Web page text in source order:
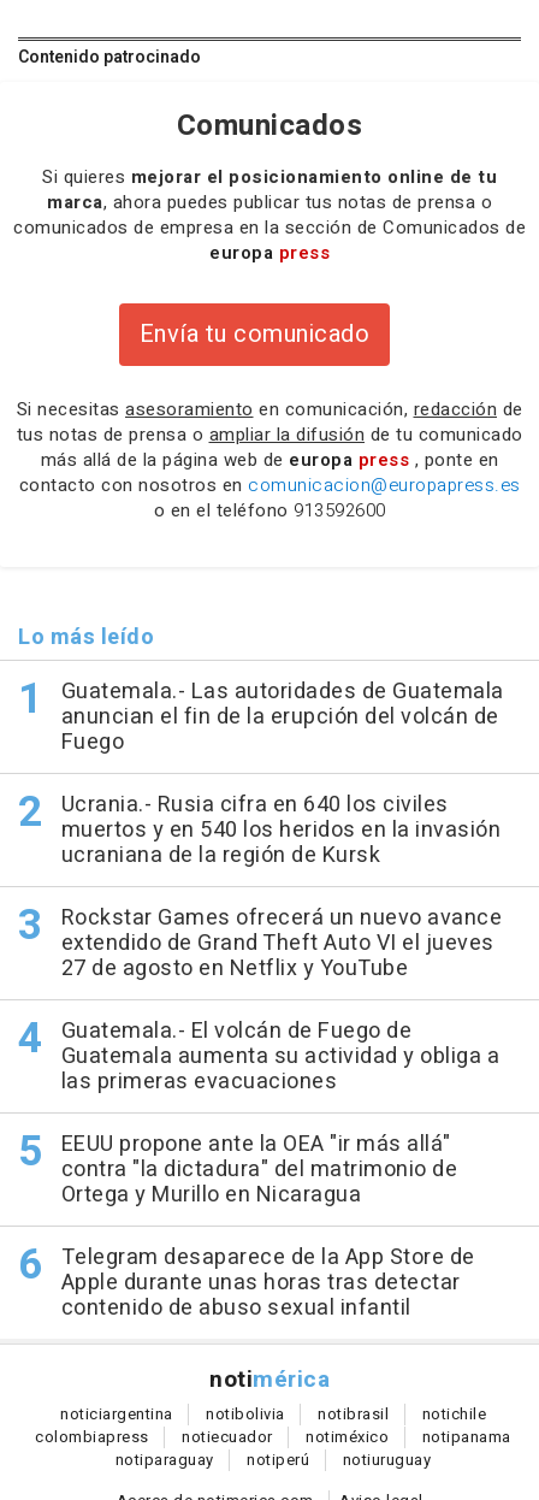
Contenido patrocinado
Comunicados
Si quieres mejorar el posicionamiento online de tu
marca, ahora puedes publicar tus notas de prensa o
comunicados de empresa en la sección de Comunicados de
europa press
Envía tu comunicado
Si necesitas asesoramiento en comunicación, redacción de
tus notas de prensa o ampliar la difusión de tu comunicado
más allá de la página web de europa press , ponte en
contacto con nosotros en comunicacion@europapress.es
o en el teléfono 913592600
Lo más leído
Guatemala.- Las autoridades de Guatemala
anuncian el fin de la erupción del volcán de
Fuego
Ucrania.- Rusia cifra en 640 los civiles
muertos y en 540 los heridos en la invasión
ucraniana de la región de Kursk
Rockstar Games ofrecerá un nuevo avance
extendido de Grand Theft Auto VI el jueves
27 de agosto en Netflix y YouTube
Guatemala.- El volcán de Fuego de
Guatemala aumenta su actividad y obliga a
las primeras evacuaciones
EEUU propone ante la OEA "ir más allá"
contra "la dictadura" del matrimonio de
Ortega y Murillo en Nicaragua
Telegram desaparece de la App Store de
Apple durante unas horas tras detectar
contenido de abuso sexual infantil
notimérica
noticiargentina notibolivia notibrasil notichile
colombiapress notiecuador notiméxico notipanama
notiparaguay notiperú notiuruguay